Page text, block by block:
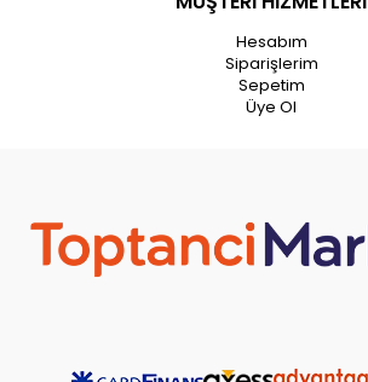
Hesabım
Siparişlerim
Sepetim
Üye Ol